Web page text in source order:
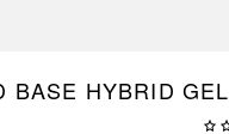
BASE HYBRID GEL